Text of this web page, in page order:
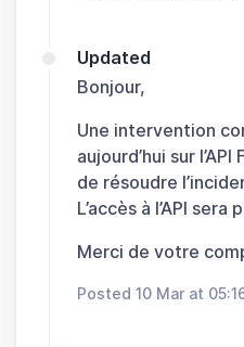
Updated
Bonjour,
Une intervention
aujourd’hui sur
de résoudre
L’accès à l’API sera
Merci de votre
Posted 10 Mar at